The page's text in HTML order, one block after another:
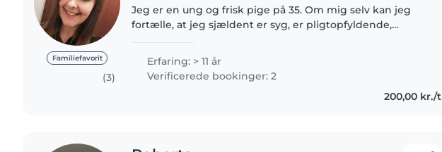
Familiefavorit
(3)
Jeg er en ung og frisk pige på 35. Om mig selv kan jeg
fortælle, at jeg sjældent er syg, er pligtopfyldende,
skabe trygge..
Erfaring: > 11 år
Verificerede bookinger: 2
200,00 kr./t